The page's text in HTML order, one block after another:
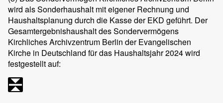
wird als Sonderhaushalt mit eigener Rechnung und
Haushaltsplanung durch die Kasse der EKD geführt. Der
Gesamtergebnishaushalt des Sondervermögens
Kirchliches Archivzentrum Berlin der Evangelischen
Kirche in Deutschland für das Haushaltsjahr 2024 wird
festgestellt auf: